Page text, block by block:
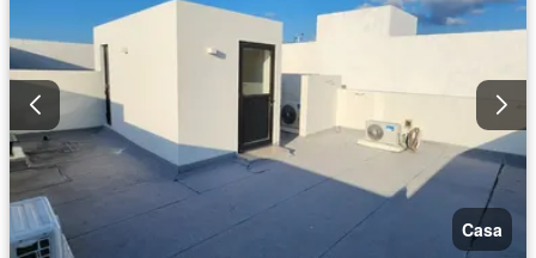
Recámara con closet
Sala polivalente
Seguridad
Televisión por cable
Terraza Wifi
Permite niños
Solo familias Completamente amueblado
Casa